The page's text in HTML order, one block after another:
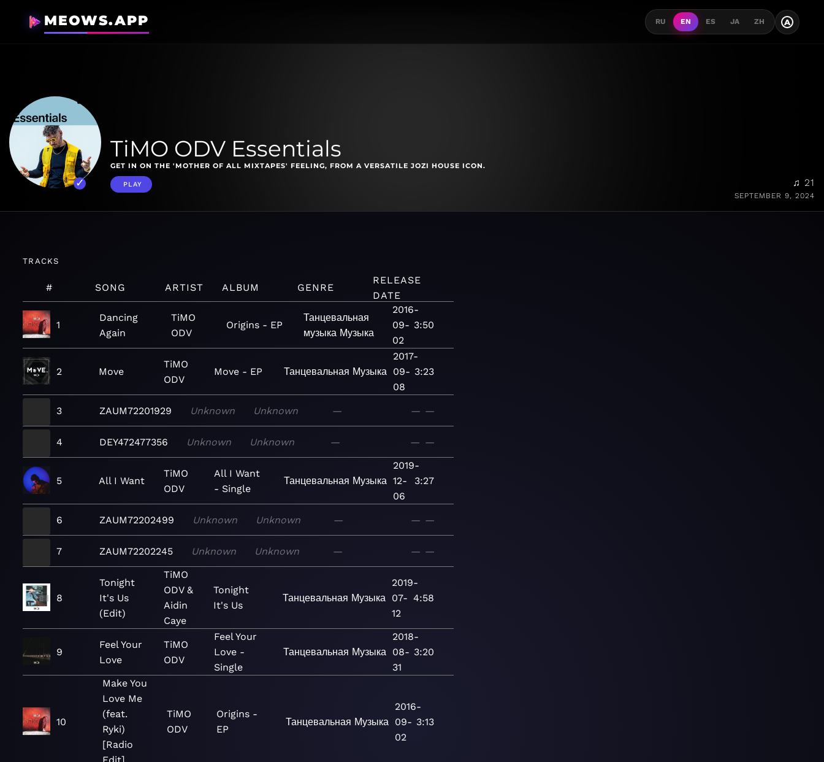
MEOWS.APP RU EN ES JA ZH A
TiMO ODV Essentials
GET IN ON THE 'MOTHER OF ALL MIXTAPES' FEELING, FROM A VERSATILE JOZI HOUSE ICON.
PLAY ♫ 21
SEPTEMBER 9, 2024
TRACKS
# SONG ARTIST ALBUM GENRE
RELEASE
DATE
1
Dancing
Again
TiMO
ODV
Origins - EP
Танцевальная
музыка Музыка
2016-
09-
02
3:50
2 Move
TiMO
ODV
Move - EP Танцевальная Музыка
2017-
09-
08
3:23
3 ZAUM72201929 Unknown Unknown — — —
4 DEY472477356 Unknown Unknown — — —
5 All I Want
TiMO
ODV
All I Want
- Single
Танцевальная Музыка
2019-
12-
06
3:27
6 ZAUM72202499 Unknown Unknown — — —
7 ZAUM72202245 Unknown Unknown — — —
8
Tonight
It's Us
(Edit)
TiMO
ODV &
Aidin
Caye
Tonight
It's Us
Танцевальная Музыка
2019-
07-
12
4:58
9
Feel Your
Love
TiMO
ODV
Feel Your
Love -
Single
Танцевальная Музыка
2018-
08-
31
3:20
10
Make You
Love Me
(feat.
Ryki)
[Radio
TiMO
ODV
Origins -
EP
Танцевальная Музыка
2016-
09-
02
3:13